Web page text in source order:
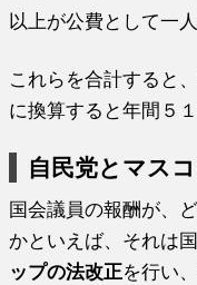
以上が公費として一
これらを合計すると
に換算すると年間５
自民党とマス
国会議員の報酬が、
かといえば、それは
ップの法改正を行い